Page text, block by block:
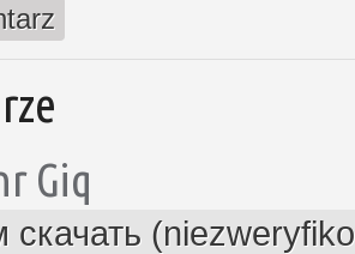
Giq
скачать